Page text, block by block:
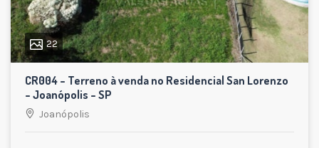
22
CR004 – Terreno à venda no Residencial San Lorenzo
– Joanópolis – SP
Joanópolis